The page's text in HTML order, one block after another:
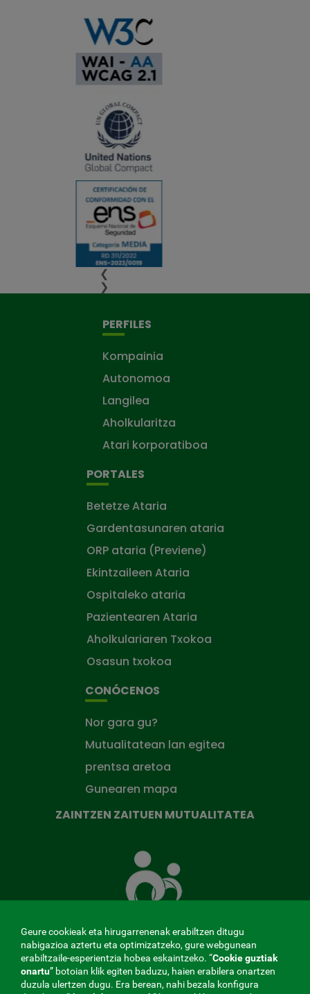
❮
❯
PERFILES
Kompainia
Autonomoa
Langilea
Aholkularitza
Atari korporatiboa
PORTALES
Betetze Ataria
Gardentasunaren ataria
ORP ataria (Previene)
Ekintzaileen Ataria
Ospitaleko ataria
Pazientearen Ataria
Aholkulariaren Txokoa
Osasun txokoa
CONÓCENOS
Nor gara gu?
Mutualitatean lan egitea
prentsa aretoa
Gunearen mapa
ZAINTZEN ZAITUEN MUTUALITATEA
zaituen
Mutua
MENÚ
Geure cookieak eta hirugarrenenak erabiltzen ditugu
nabigazioa aztertu eta optimizatzeko, gure webgunean
erabiltzaile-esperientzia hobea eskaintzeko. “Cookie guztiak
onartu” botoian klik egiten baduzu, haien erabilera onartzen
duzula ulertzen dugu. Era berean, nahi bezala konfigura